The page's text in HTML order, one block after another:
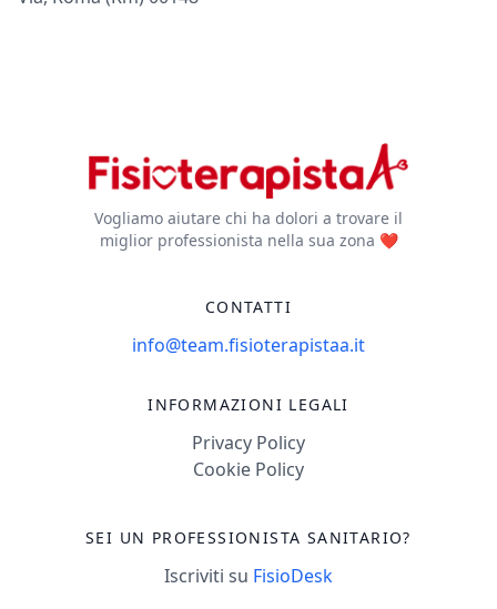
Vogliamo aiutare chi ha dolori a trovare il
miglior professionista nella sua zona ❤️
CONTATTI
info@team.fisioterapistaa.it
INFORMAZIONI LEGALI
Privacy Policy
Cookie Policy
SEI UN PROFESSIONISTA SANITARIO?
Iscriviti su FisioDesk